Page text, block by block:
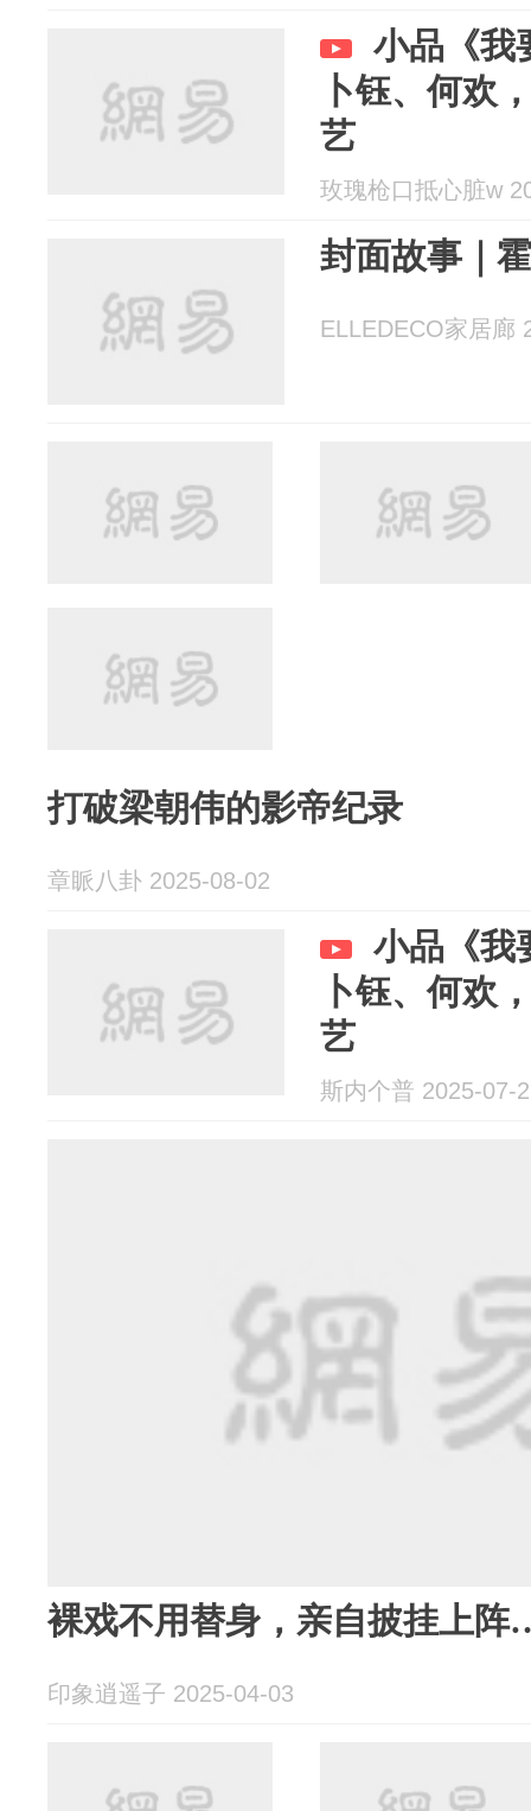
小品《我
卜钰、何欢
艺
玫瑰枪口抵心脏w
封面故事｜
ELLEDECO家居廊
打破梁朝伟的影帝纪录
章眽八卦 2025-08-02
小品《我
卜钰、何欢
艺
斯内个普 2025-07-
裸戏不用替身，亲自披挂上
印象逍遥子 2025-04-03